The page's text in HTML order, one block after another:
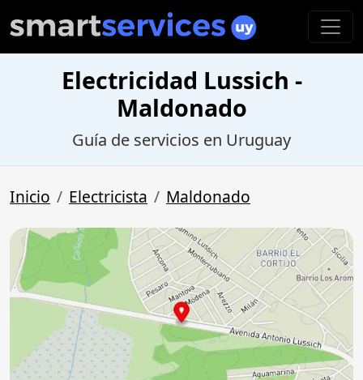
Electricidad Lussich -
Maldonado
Guía de servicios en Uruguay
Inicio Electricista Maldonado